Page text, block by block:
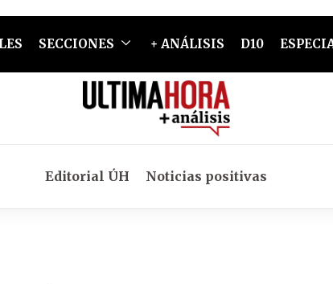
SECCIONES + ANÁLISIS D10
Editorial ÚH Noticias positivas